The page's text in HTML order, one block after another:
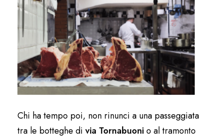
Chi ha tempo poi, non rinunci a una passeggiata
tra le botteghe di via Tornabuonio al tramonto